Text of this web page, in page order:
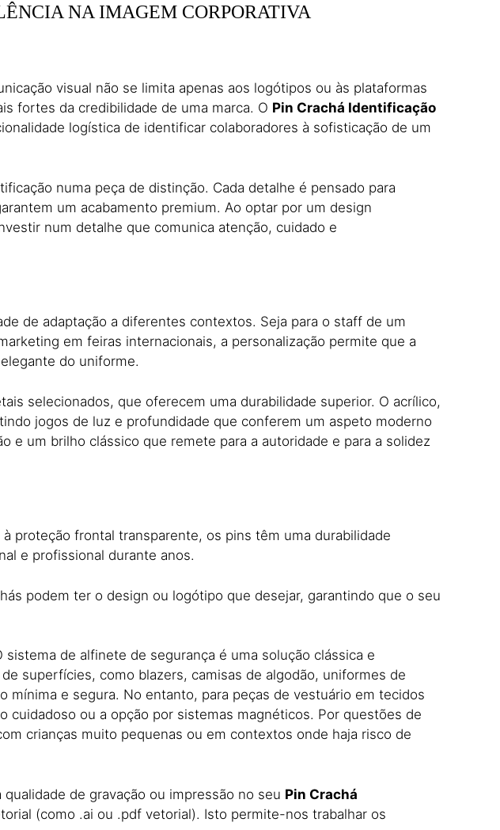
NA IMAGEM CORPORATIVA
visual não se limita apenas aos logótipos ou às plataformas
fortes da credibilidade de uma marca. O Pin Crachá Identificação
logística de identificar colaboradores à sofisticação de um
numa peça de distinção. Cada detalhe é pensado para
um acabamento premium. Ao optar por um design
num detalhe que comunica atenção, cuidado e
de adaptação a diferentes contextos. Seja para o staff de um
em feiras internacionais, a personalização permite que a
do uniforme.
selecionados, que oferecem uma durabilidade superior. O acrílico,
jogos de luz e profundidade que conferem um aspeto moderno
e um brilho clássico que remete para a autoridade e para a solidez
à proteção frontal transparente, os pins têm uma durabilidade
e profissional durante anos.
podem ter o design ou logótipo que desejar, garantindo que o seu
sistema de alfinete de segurança é uma solução clássica e
superfícies, como blazers, camisas de algodão, uniformes de
e segura. No entanto, para peças de vestuário em tecidos
ou a opção por sistemas magnéticos. Por questões de
crianças muito pequenas ou em contextos onde haja risco de
qualidade de gravação ou impressão no seu Pin Crachá
(como .ai ou .pdf vetorial). Isto permite-nos trabalhar os